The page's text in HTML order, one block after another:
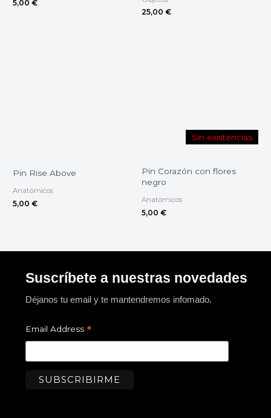
5,00 €
25,00 €
Pin Rise Above
Anatómicos
5,00 €
Sin existencias
Pin Corazón con flores
negro
Anatómicos
5,00 €
Suscríbete a nuestras novedades
Déjanos tu email y te mantendremos infomado.
Email Address *